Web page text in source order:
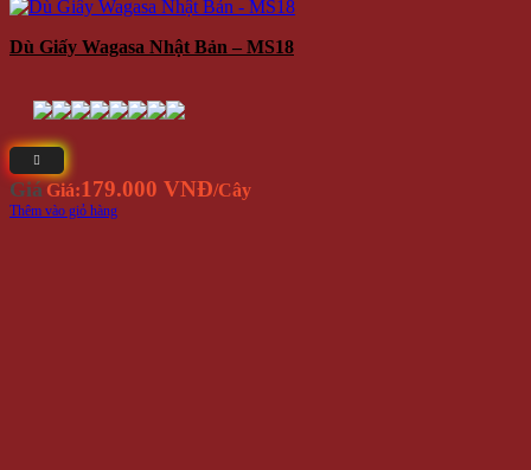
Dù Giấy Wagasa Nhật Bản – MS18
Giá Giá:179.000 VNĐ/Cây
Thêm vào giỏ hàng